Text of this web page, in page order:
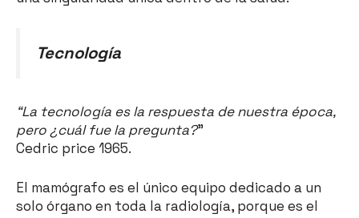
Tecnología
“La tecnología es la respuesta de nuestra época,
pero ¿cuál fue la pregunta?”
Cedric price 1965.
El mamógrafo es el único equipo dedicado a un
solo órgano en toda la radiología, porque es el